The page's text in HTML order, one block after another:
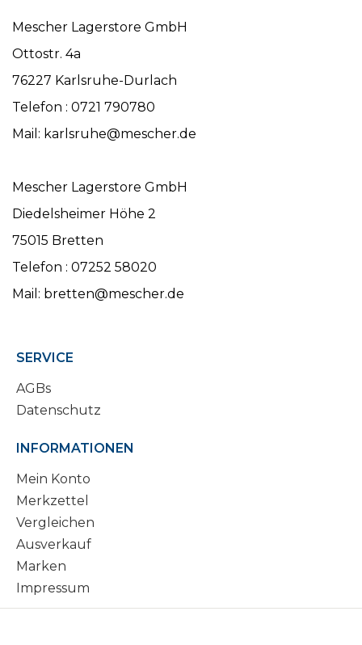
Mescher Lagerstore GmbH
Ottostr. 4a
76227 Karlsruhe-Durlach
Telefon : 0721 790780
Mail: karlsruhe@mescher.de
Mescher Lagerstore GmbH
Diedelsheimer Höhe 2
75015 Bretten
Telefon : 07252 58020
Mail: bretten@mescher.de
SERVICE
AGBs
Datenschutz
INFORMATIONEN
Mein Konto
Merkzettel
Vergleichen
Ausverkauf
Marken
Impressum